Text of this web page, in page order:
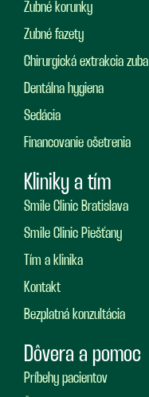
Zubné korunky
Zubné fazety
Chirurgická extrakcia zuba
Dentálna hygiena
Sedácia
Financovanie ošetrenia
Kliniky a tím
Smile Clinic Bratislava
Smile Clinic Piešťany
Tím a klinika
Kontakt
Bezplatná konzultácia
Dôvera a pomoc
Príbehy pacientov